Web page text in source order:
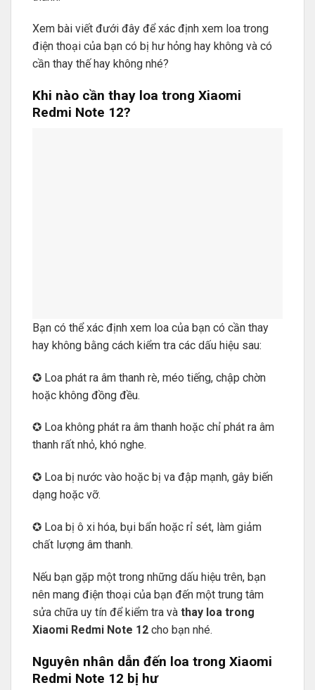
Xem bài viết đưới đây để xác định xem loa trong
điện thoại của bạn có bị hư hỏng hay không và có
cần thay thế hay không nhé?
Khi nào cần thay loa trong Xiaomi
Redmi Note 12?
Bạn có thể xác định xem loa của bạn có cần thay
hay không bằng cách kiểm tra các dấu hiệu sau:
✪ Loa phát ra âm thanh rè, méo tiếng, chập chờn
hoặc không đồng đều.
✪ Loa không phát ra âm thanh hoặc chỉ phát ra âm
thanh rất nhỏ, khó nghe.
✪ Loa bị nước vào hoặc bị va đập mạnh, gây biến
dạng hoặc vỡ.
✪ Loa bị ô xi hóa, bụi bẩn hoặc rỉ sét, làm giảm
chất lượng âm thanh.
Nếu bạn gặp một trong những dấu hiệu trên, bạn
nên mang điện thoại của bạn đến một trung tâm
sửa chữa uy tín để kiểm tra và thay loa trong
Xiaomi Redmi Note 12 cho bạn nhé.
Nguyên nhân dẫn đến loa trong Xiaomi
Redmi Note 12 bị hư